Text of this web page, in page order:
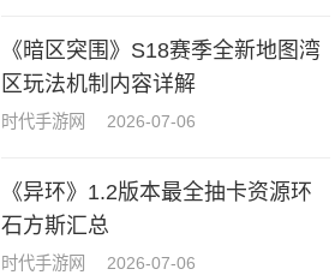
《暗区突围》S18赛季全新地图湾
区玩法机制内容详解
时代手游网 2026-07-06
《异环》1.2版本最全抽卡资源环
石方斯汇总
时代手游网 2026-07-06